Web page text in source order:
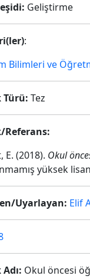
Geliştirme
:
Bilimleri ve
Türü: Tez
Referans:
E. (2018). Okul
yüksek
Uyarlayan: Elif
Okul öncesi